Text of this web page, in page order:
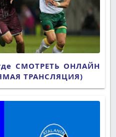
СМОТРЕТЬ ОНЛАЙН
ТРАНСЛЯЦИЯ)